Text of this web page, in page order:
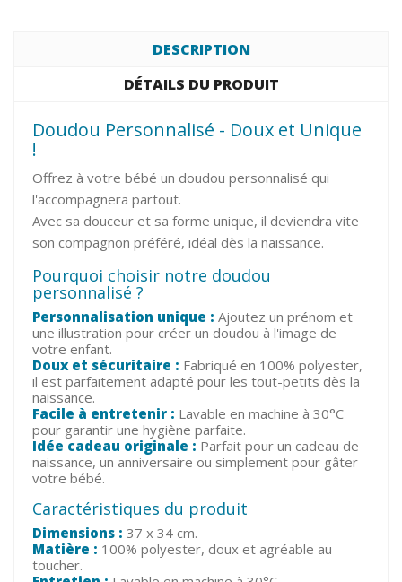
DESCRIPTION
DÉTAILS DU PRODUIT
Doudou Personnalisé - Doux et Unique
!
Offrez à votre bébé un doudou personnalisé qui
l'accompagnera partout.
Avec sa douceur et sa forme unique, il deviendra vite
son compagnon préféré, idéal dès la naissance.
Pourquoi choisir notre doudou
personnalisé ?
Personnalisation unique : Ajoutez un prénom et
une illustration pour créer un doudou à l'image de
votre enfant.
Doux et sécuritaire : Fabriqué en 100% polyester,
il est parfaitement adapté pour les tout-petits dès la
naissance.
Facile à entretenir : Lavable en machine à 30°C
pour garantir une hygiène parfaite.
Idée cadeau originale : Parfait pour un cadeau de
naissance, un anniversaire ou simplement pour gâter
votre bébé.
Caractéristiques du produit
Dimensions : 37 x 34 cm.
Matière : 100% polyester, doux et agréable au
toucher.